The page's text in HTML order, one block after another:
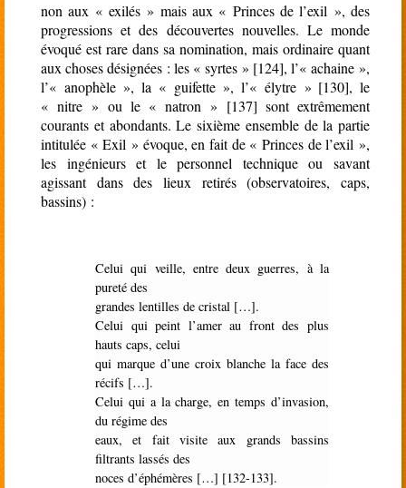
non aux « exilés » mais aux « Princes de l’exil », des
progressions et des découvertes nouvelles. Le monde
évoqué est rare dans sa nomination, mais ordinaire quant
aux choses désignées : les « syrtes » [124], l’« achaine »,
l’« anophèle », la « guifette », l’« élytre » [130], le
« nitre » ou le « natron » [137] sont extrêmement
courants et abondants. Le sixième ensemble de la partie
intitulée « Exil » évoque, en fait de « Princes de l’exil »,
les ingénieurs et le personnel technique ou savant
agissant dans des lieux retirés (observatoires, caps,
bassins) :
Celui qui veille, entre deux guerres, à la
pureté des
grandes lentilles de cristal […].
Celui qui peint l’amer au front des plus
hauts caps, celui
qui marque d’une croix blanche la face des
récifs […].
Celui qui a la charge, en temps d’invasion,
du régime des
eaux, et fait visite aux grands bassins
filtrants lassés des
noces d’éphémères […] [132-133].